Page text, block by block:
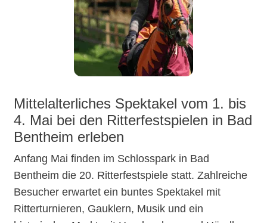
Mittelalterliches Spektakel vom 1. bis
4. Mai bei den Ritterfestspielen in Bad
Bentheim erleben
Anfang Mai finden im Schlosspark in Bad
Bentheim die 20. Ritterfestspiele statt. Zahlreiche
Besucher erwartet ein buntes Spektakel mit
Ritterturnieren, Gauklern, Musik und ein